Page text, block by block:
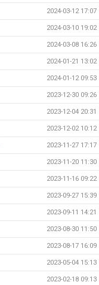
2024-03-12 17:07
2024-03-10 19:02
2024-03-08 16:26
2024-01-21 13:02
2024-01-12 09:53
2023-12-30 09:26
2023-12-04 20:31
2023-12-02 10:12
2023-11-27 17:17
2023-11-20 11:30
2023-11-16 09:22
2023-09-27 15:39
2023-09-11 14:21
2023-08-30 11:50
2023-08-17 16:09
2023-05-04 15:13
2023-02-18 09:13